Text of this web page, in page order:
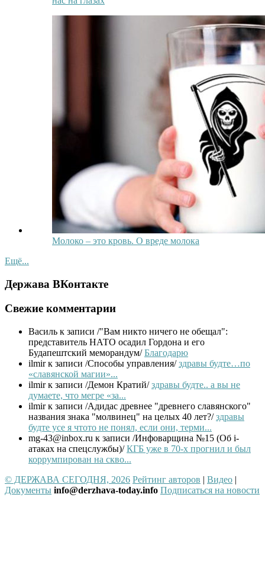
Молоко – это кровь. О вреде молока
Ещё...
Держава ВКонтакте
Свежие комментарии
Василь к записи /"Вам никто ничего не обещал":
представитель НАТО осадил Гордона и его
Будапештский меморандум/Благодарю
ilmirк записи /Способы управления/здравы будте…по
«славянской магии»...
ilmirк записи /Демон Кратий/здравы будте.. а вы не
думаете, что мегре «за...
ilmirк записи /Адидас древнее "древнего славянского"
названия знака "молвинец" на целых 40 лет?/здравы
будте усе я чтото не понял, если они, терми...
mg-43@inbox.ru к записи /Инфоварщина №15 (Об i-
атаках на спецслужбы)/КГБ уже в 70-х прогнил и был
коррумпирован на скво...
© ДЕРЖАВА СЕГОДНЯ, 2026 Рейтинг авторов | Видео |
Документы info@derzhava-today.info Подписаться на новости